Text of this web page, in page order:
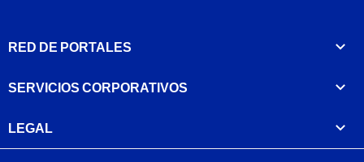
RED DE PORTALES
SERVICIOS CORPORATIVOS
LEGAL